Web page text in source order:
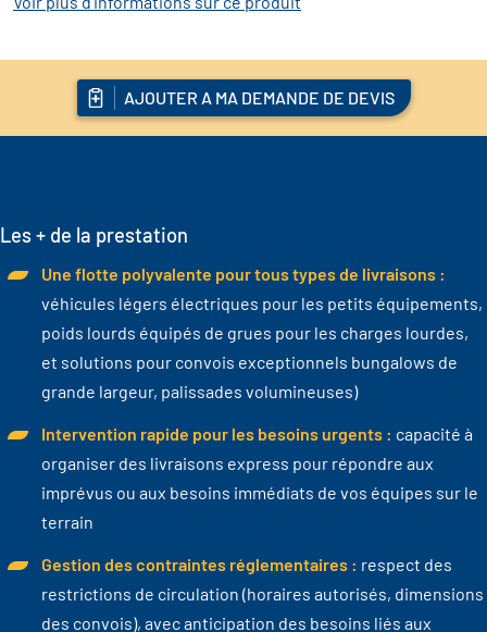
AJOUTER A MA DEMANDE DE DEVIS
Les + de la prestation
Une flotte polyvalente pour tous types de livraisons :
véhicules légers électriques pour les petits équipements,
poids lourds équipés de grues pour les charges lourdes,
et solutions pour convois exceptionnels bungalows de
grande largeur, palissades volumineuses)
Intervention rapide pour les besoins urgents : capacité à
organiser des livraisons express pour répondre aux
imprévus ou aux besoins immédiats de vos équipes sur le
terrain
Gestion des contraintes réglementaires : respect des
restrictions de circulation (horaires autorisés, dimensions
des convois), avec anticipation des besoins liés aux